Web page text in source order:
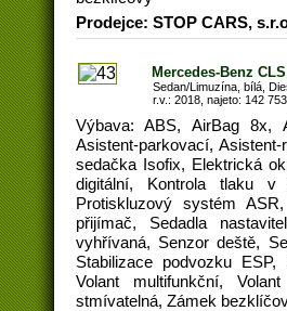
Prodejce: STOP CARS,
Mercedes-Benz
Sedan/Limuzína, bílá,
r.v.: 2018, najeto: 142
Výbava: ABS, AirBag 8x,
Asistent-parkovací,
sedačka Isofix, Elektrická
digitální, Kontrola tlaku
Protiskluzový systém
přijímač, Sedadla
vyhřívaná, Senzor deště,
Stabilizace podvozku
Volant multifunkční,
stmívatelná, Zámek